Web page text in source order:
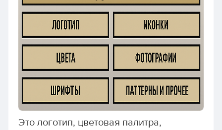
Это логотип, цветовая палитра,